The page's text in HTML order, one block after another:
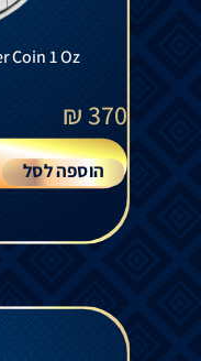
Coin 1 Oz
370
₪
הוספה לסל